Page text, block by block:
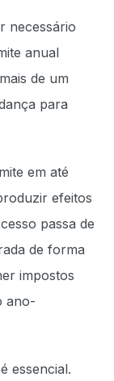
necessário
anual
de um
para
em até
efeitos
passa de
de forma
impostos
ano-
essencial.